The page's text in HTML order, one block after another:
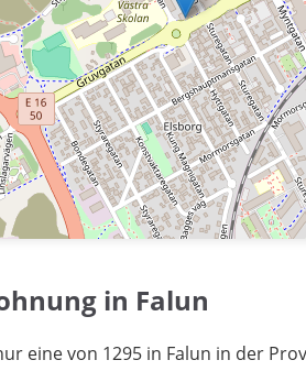
in Falun
eine von 1295 in Falun in der